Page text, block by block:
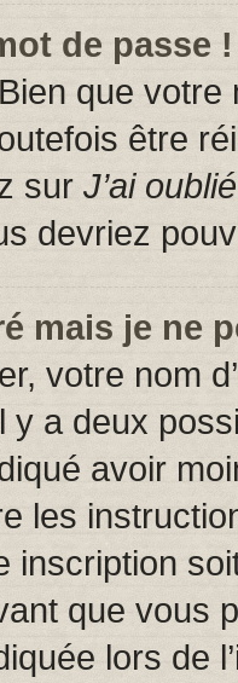
de passe !
que
être
sur J’ai
devriez
mais je ne
votre nom
y a deux
avoir
les
inscription
que vous
lors de